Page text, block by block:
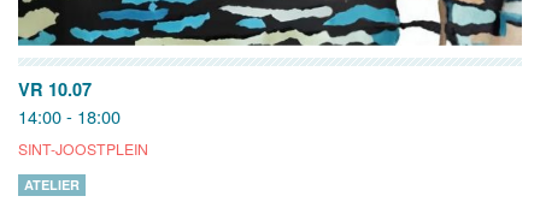
VR 10.07
14:00 - 18:00
SINT-JOOSTPLEIN
ATELIER